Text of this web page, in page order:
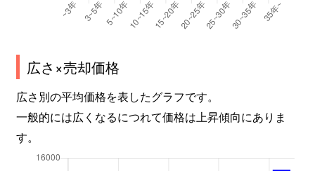
広さ×売却価格
広さ別の平均価格を表したグラフです。
一般的には広くなるにつれて価格は上昇傾向にありま
す。